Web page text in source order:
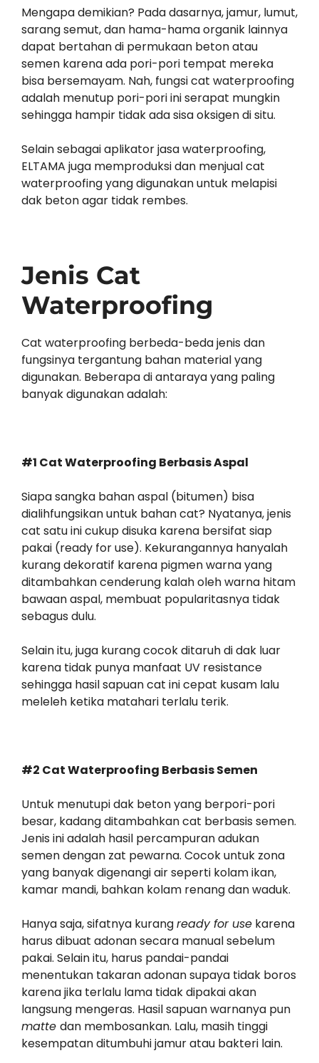
Mengapa demikian? Pada dasarnya, jamur, lumut,
sarang semut, dan hama-hama organik lainnya
dapat bertahan di permukaan beton atau
semen karena ada pori-pori tempat mereka
bisa bersemayam. Nah, fungsi cat waterproofing
adalah menutup pori-pori ini serapat mungkin
sehingga hampir tidak ada sisa oksigen di situ.
Selain sebagai aplikator jasa waterproofing,
ELTAMA juga memproduksi dan menjual cat
waterproofing yang digunakan untuk melapisi
dak beton agar tidak rembes.
Jenis Cat
Waterproofing
Cat waterproofing berbeda-beda jenis dan
fungsinya tergantung bahan material yang
digunakan. Beberapa di antaraya yang paling
banyak digunakan adalah:
#1 Cat Waterproofing Berbasis Aspal
Siapa sangka bahan aspal (bitumen) bisa
dialihfungsikan untuk bahan cat? Nyatanya, jenis
cat satu ini cukup disuka karena bersifat siap
pakai (ready for use). Kekurangannya hanyalah
kurang dekoratif karena pigmen warna yang
ditambahkan cenderung kalah oleh warna hitam
bawaan aspal, membuat popularitasnya tidak
sebagus dulu.
Selain itu, juga kurang cocok ditaruh di dak luar
karena tidak punya manfaat UV resistance
sehingga hasil sapuan cat ini cepat kusam lalu
meleleh ketika matahari terlalu terik.
#2 Cat Waterproofing Berbasis Semen
Untuk menutupi dak beton yang berpori-pori
besar, kadang ditambahkan cat berbasis semen.
Jenis ini adalah hasil percampuran adukan
semen dengan zat pewarna. Cocok untuk zona
yang banyak digenangi air seperti kolam ikan,
kamar mandi, bahkan kolam renang dan waduk.
Hanya saja, sifatnya kurangready for use karena
harus dibuat adonan secara manual sebelum
pakai. Selain itu, harus pandai-pandai
menentukan takaran adonan supaya tidak boros
karena jika terlalu lama tidak dipakai akan
langsung mengeras. Hasil sapuan warnanya pun
matte dan membosankan. Lalu, masih tinggi
kesempatan ditumbuhi jamur atau bakteri lain.